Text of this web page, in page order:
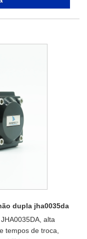
dupla jha0035da
alta
tempos de troca,